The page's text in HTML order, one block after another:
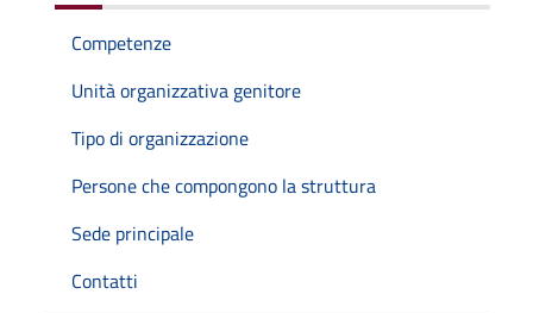
Competenze
Unità organizzativa genitore
Tipo di organizzazione
Persone che compongono la struttura
Sede principale
Contatti